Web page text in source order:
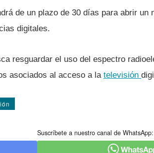
de un plazo de 30 días para abrir un
digitales.
resguardar el uso del espectro
asociados al acceso a la televisión
Suscríbete a nuestro canal de WhatsApp: